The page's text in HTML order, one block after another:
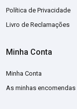
Política de Privacidade
Livro de Reclamações
Minha Conta
Minha Conta
As minhas encomendas